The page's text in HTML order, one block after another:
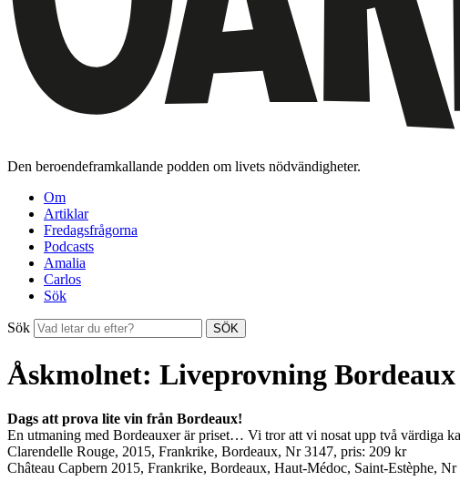
Den beroendeframkallande podden om livets nödvändigheter.
Om
Artiklar
Fredagsfrågorna
Podcasts
Amalia
Carlos
Sök
Sök SÖK
Åskmolnet: Liveprovning Bordeaux
Dags att prova lite vin från Bordeaux!
En utmaning med Bordeauxer är priset… Vi tror att vi nosat upp två värdiga
Clarendelle Rouge, 2015, Frankrike, Bordeaux, Nr 3147, pris: 209 kr
Château Capbern 2015, Frankrike, Bordeaux, Haut-Médoc, Saint-Estèphe,